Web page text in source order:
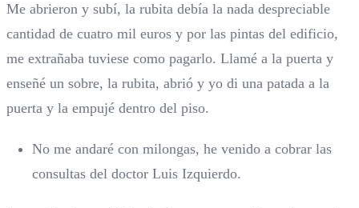
Me abrieron y subí, la rubita debía la nada despreciable
cantidad de cuatro mil euros y por las pintas del edificio,
me extrañaba tuviese como pagarlo. Llamé a la puerta y
enseñé un sobre, la rubita, abrió y yo di una patada a la
puerta y la empujé dentro del piso.
No me andaré con milongas, he venido a cobrar las
consultas del doctor Luis Izquierdo.